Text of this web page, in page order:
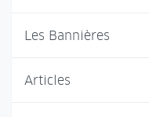
Les Bannières
Articles